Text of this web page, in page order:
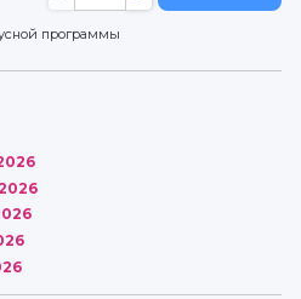
программы